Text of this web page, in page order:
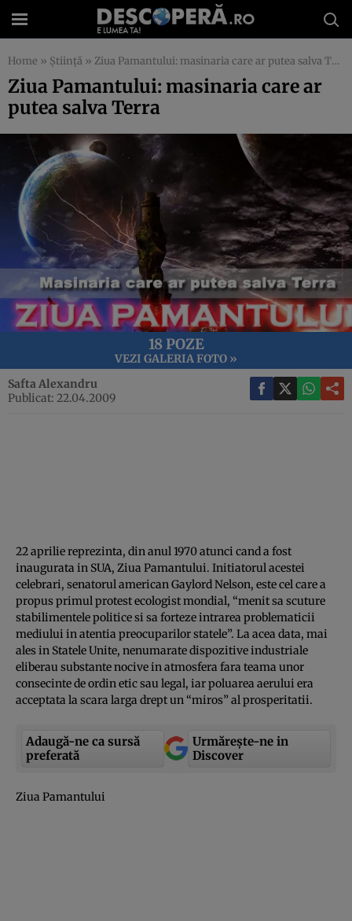
Home » Știință » Ziua Pamantului: masinaria care ar putea salva Terra
Ziua Pamantului: masinaria care ar
putea salva Terra
18 POZE
VEZI GALERIA FOTO »
Safta Alexandru
Publicat: 22.04.2009
22 aprilie reprezinta, din anul 1970 atunci cand a fost
inaugurata in SUA, Ziua Pamantului. Initiatorul acestei
celebrari, senatorul american Gaylord Nelson, este cel care a
propus primul protest ecologist mondial, “menit sa scuture
stabilimentele politice si sa forteze intrarea problematicii
mediului in atentia preocuparilor statele”. La acea data, mai
ales in Statele Unite, nenumarate dispozitive industriale
eliberau substante nocive in atmosfera fara teama unor
consecinte de ordin etic sau legal, iar poluarea aerului era
acceptata la scara larga drept un “miros” al prosperitatii.
Adaugă-ne ca sursă
preferată
Urmărește-ne in
Discover
Ziua Pamantului